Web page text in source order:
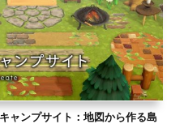
ャンプサイト：地図から作る島